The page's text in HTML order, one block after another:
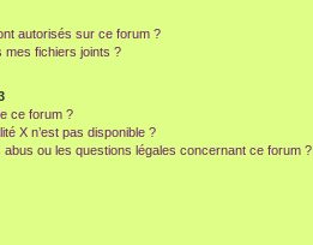
autorisés sur ce forum ?
mes fichiers joints ?
ce forum ?
X n’est pas disponible ?
ou les questions légales concernant ce forum ?